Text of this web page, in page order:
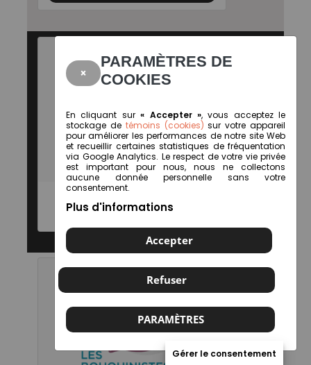
Librairie Le Renard perché
×
PARAMÈTRES DE
COOKIES
En cliquant sur« Accepter », vous acceptez le
stockage de témoins (cookies) sur votre appareil
pour améliorer les performances de notre site Web
et recueillir certaines statistiques de fréquentation
via Google Analytics. Le respect de votre vie privée
est important pour nous, nous ne collectons
aucune donnée personnelle sans votre
consentement.
Plus d'informations
Accepter
Refuser
PARAMÈTRES
Gérer le consentement